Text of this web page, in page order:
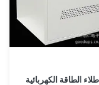
الطاقة الكهربائية